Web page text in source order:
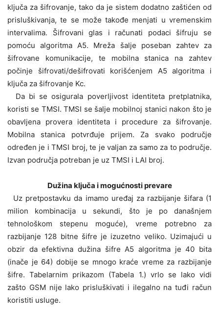
ključa za šifrovanje, tako da je sistem dodatno zaštićen od
prisluškivanja, te se može takođe menjati u vremenskim
intervalima. Šifrovani glas i računati podaci šifruju se
pomoću algoritma A5. Mreža šalje poseban zahtev za
šifrovane komunikacije, te mobilna stanica na zahtev
počinje šifrovati/dešifrovati korišćenjem A5 algoritma i
ključa za šifrovanje Kc.
Da bi se osigurala poverljivost identiteta pretplatnika,
koristi se TMSI. TMSI se šalje mobilnoj stanici nakon što je
obavljena provera identiteta i procedure za šifrovanje.
Mobilna stanica potvrđuje prijem. Za svako područje
određen je i TMSI broj, te je valjan za samo za to područje.
Izvan područja potreban je uz TMSI i LAI broj.
Dužina ključa i mogućnosti prevare
Uz pretpostavku da imamo uređaj za razbijanje šifara (1
milion kombinacija u sekundi, što je po današnjem
tehnološkom stepenu moguće), vreme potrebno za
razbijanje 128 bitne šifre je izuzetno veliko. Uzimajući u
obzir da efektivna dužina šifre A5 algoritma je 40 bita
(inače je 64) dobije se mnogo kraće vreme za razbijanje
šifre. Tabelarnim prikazom (Tabela 1.) vrlo se lako vidi
zašto GSM nije lako prisluškivati i ilegalno na tuđi račun
koristiti usluge.